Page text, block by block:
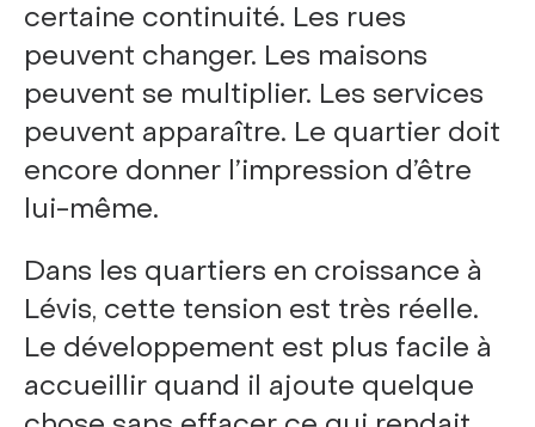
certaine continuité. Les rues
peuvent changer. Les maisons
peuvent se multiplier. Les services
peuvent apparaître. Le quartier doit
encore donner l’impression d’être
lui-même.
Dans les quartiers en croissance à
Lévis, cette tension est très réelle.
Le développement est plus facile à
accueillir quand il ajoute quelque